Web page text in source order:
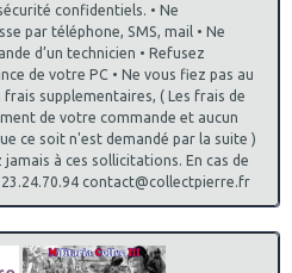
confidentiels. • Ne
par téléphone, SMS, mail • Ne
d’un technicien • Refusez
de votre PC • Ne vous fiez pas au
supplementaires, ( Les frais de
de votre commande et aucun
ce soit n'est demandé par la suite )
à ces sollicitations. En cas de
contact@collectpierre.fr